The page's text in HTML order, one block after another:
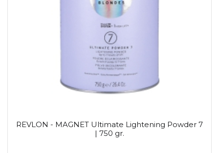
REVLON - MAGNET Ultimate Lightening Powder 7
| 750 gr.